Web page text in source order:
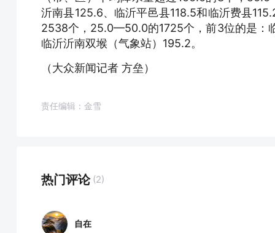
沂南县125.6、临沂平邑县118.5和临沂费县
2538个，25.0—50.0的1725个，前3位的是：
临沂沂南双堠（气象站）195.2。
（大众新闻记者 方垒）
责任编辑：金雪
热门评论 (2)
自在